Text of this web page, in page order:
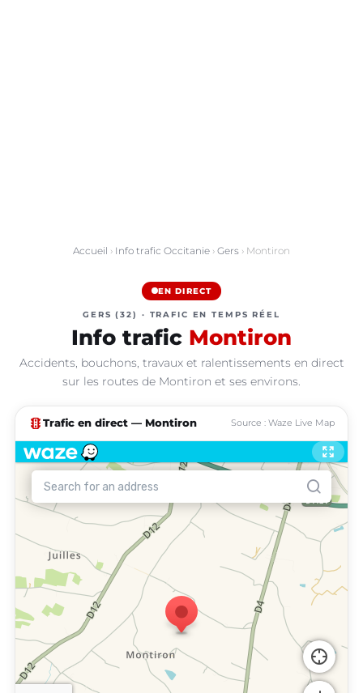
Accueil › Info trafic Occitanie › Gers › Montiron
EN DIRECT
GERS (32) · TRAFIC EN TEMPS RÉEL
Info trafic Montiron
Accidents, bouchons, travaux et ralentissements en direct
sur les routes de Montiron et ses environs.
traffic Trafic en direct — Montiron Source : Waze Live Map